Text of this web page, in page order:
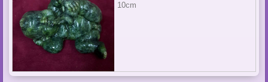
10cm